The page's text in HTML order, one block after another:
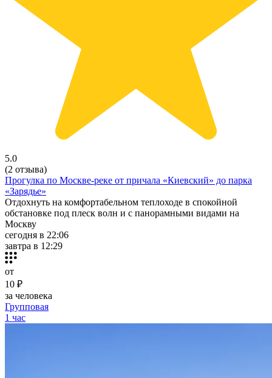
5.0
(2 отзыва)
Прогулка по Москве-реке от причала «Киевский» до парка
«Зарядье»
Отдохнуть на комфортабельном теплоходе в спокойной
обстановке под плеск волн и с панорамными видами на
Москву
сегодня в 22:06
завтра в 12:29
от
10 ₽
за человека
Групповая
1 час